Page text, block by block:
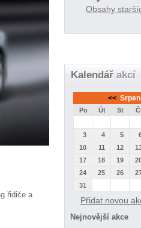
řidiče a
Obsahy
Kalendář akcí
<<
Po Út St
3
4 5
10
11 12
17
18 19
24
25 26
31
Přidat novou
Nejnovější akce